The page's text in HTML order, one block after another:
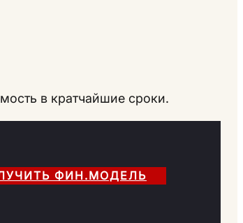
в кратчайшие сроки.
ФИН.МОДЕЛЬ